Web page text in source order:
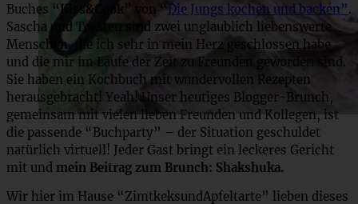
Buches “Kiss&Cook” von “Die Jungs kochen und backen”.
Sascha und Torsten sind zwei unglaublich liebenswerte
Menschen, die ich sehr in mein Herz geschlossen habe
und die mir im Laufe der Zeit zu Freunden geworden sind.
Sie haben ein Kochbuch mit wundervollen Rezepten
herausgebracht! Yeah! Unser heutiges Blogger-Brunch,
gemeinsam mit vielen lieben Freunden und Kollegen, ist
die passende “Buchparty” – der Situation geschuldet
natürlich virtuell! Jeder Gast bringt ein leckeres Gericht
mit und mein Beitrag zum Brunch: Shakshuka.
Wir hier im Hause “ZimtkeksundApfeltarte” lieben dieses